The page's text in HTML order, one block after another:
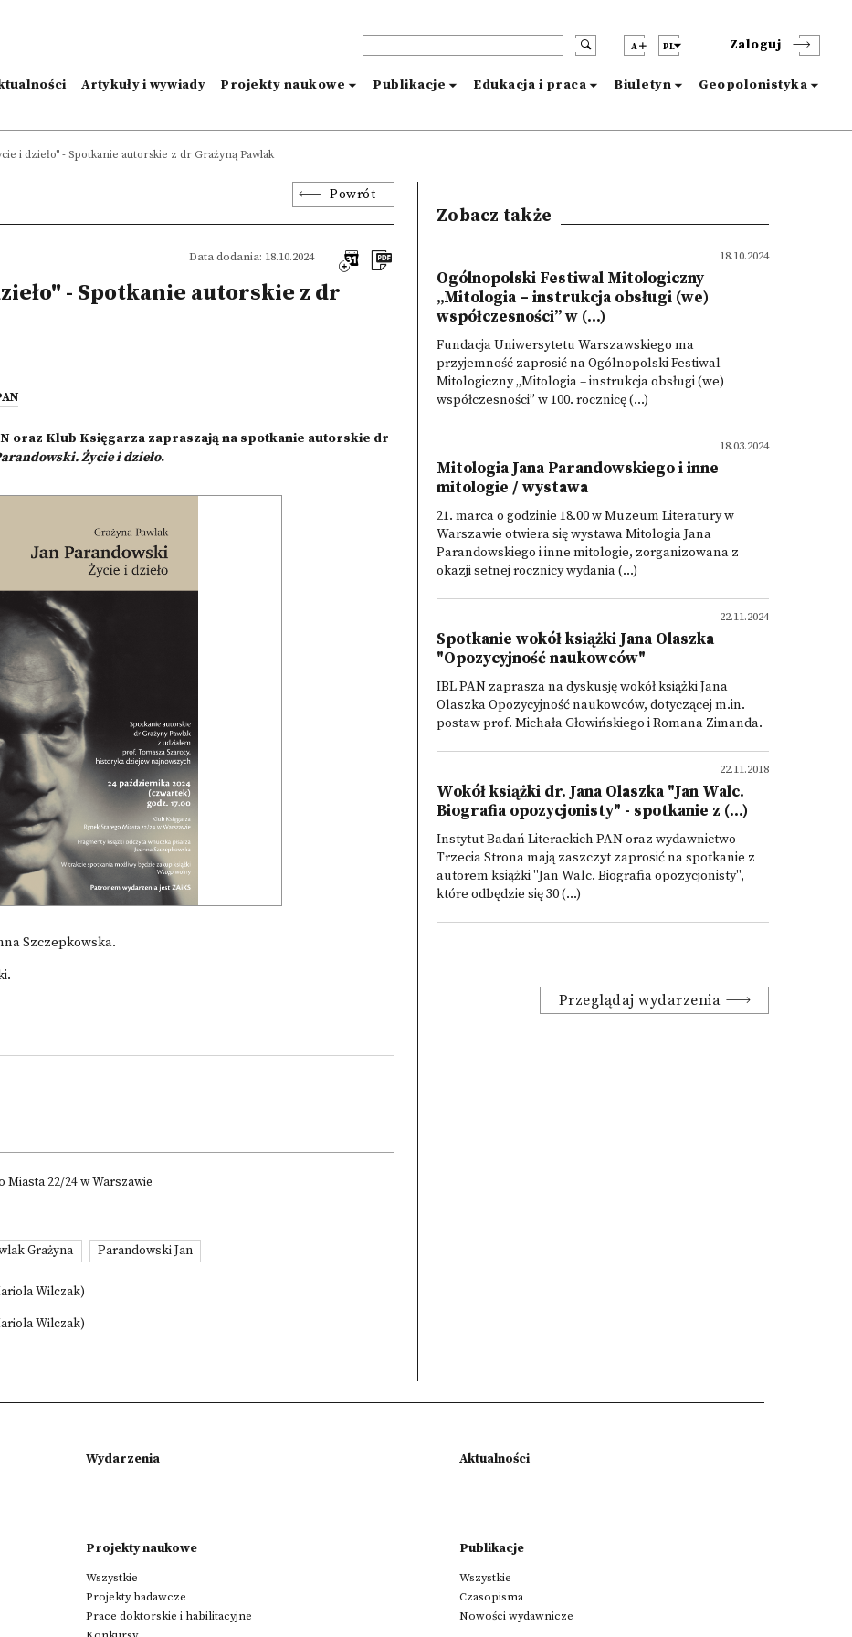
A PL Zaloguj
Artykuły i wywiady Projekty naukowe Publikacje Edukacja i praca Biuletyn Geopolonistyka
i dzieło" - Spotkanie autorskie z dr Grażyną Pawlak
Powrót
Data dodania: 18.10.2024
- Spotkanie autorskie z dr
oraz Klub Księgarza zapraszają na spotkanie autorskie dr
Życie i dzieło.
Szczepkowska.
22/24 w Warszawie
Grażyna Parandowski Jan
Wilczak)
Wilczak)
Zobacz także
18.10.2024
Ogólnopolski Festiwal Mitologiczny
„Mitologia – instrukcja obsługi (we)
współczesności” w (...)
Fundacja Uniwersytetu Warszawskiego ma
przyjemność zaprosić na Ogólnopolski Festiwal
Mitologiczny „Mitologia – instrukcja obsługi (we)
współczesności” w 100. rocznicę (...)
18.03.2024
Mitologia Jana Parandowskiego i inne
mitologie / wystawa
21. marca o godzinie 18.00 w Muzeum Literatury w
Warszawie otwiera się wystawa Mitologia Jana
Parandowskiego i inne mitologie, zorganizowana z
okazji setnej rocznicy wydania (...)
22.11.2024
Spotkanie wokół książki Jana Olaszka
"Opozycyjność naukowców"
IBL PAN zaprasza na dyskusję wokół książki Jana
Olaszka Opozycyjność naukowców, dotyczącej m.in.
postaw prof. Michała Głowińskiego i Romana Zimanda.
22.11.2018
Wokół książki dr. Jana Olaszka "Jan Walc.
Biografia opozycjonisty" - spotkanie z (...)
Instytut Badań Literackich PAN oraz wydawnictwo
Trzecia Strona mają zaszczyt zaprosić na spotkanie z
autorem książki "Jan Walc. Biografia opozycjonisty",
które odbędzie się 30 (...)
Przeglądaj wydarzenia
Wydarzenia Aktualności
Projekty naukowe
Wszystkie
Projekty badawcze
Prace doktorskie i habilitacyjne
Publikacje
Wszystkie
Czasopisma
Nowości wydawnicze